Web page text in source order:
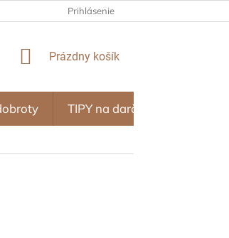
ZA NÁKUPY OBCHODNÉ PODMIENKY
Prihlásenie
NÁKUPNÝ
Prázdny košík
TIPY na darčeky